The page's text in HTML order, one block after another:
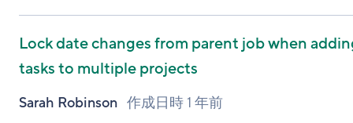
Lock date changes from parent job when
tasks to multiple projects
Sarah Robinson 作成日時1 年前